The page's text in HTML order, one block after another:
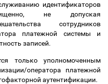
идентификаторов
не допуская
сотрудников
платежной системы и
записей.
только уполномоченным
оператора платежной
аутентификации.